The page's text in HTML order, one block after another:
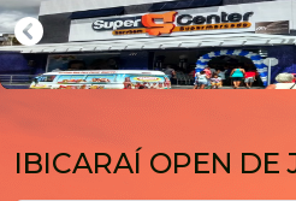
IBICARAÍ OPEN DE